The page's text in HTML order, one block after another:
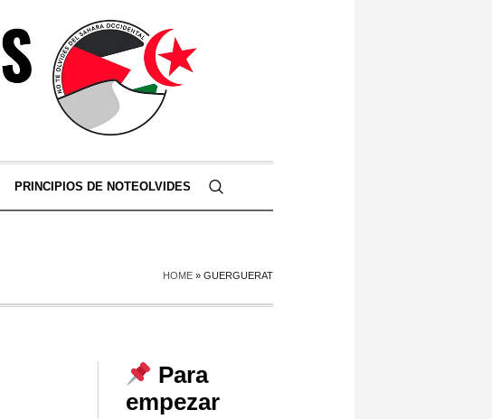
PRINCIPIOS DE NOTEOLVIDES
HOME » GUERGUERAT
Para
empezar